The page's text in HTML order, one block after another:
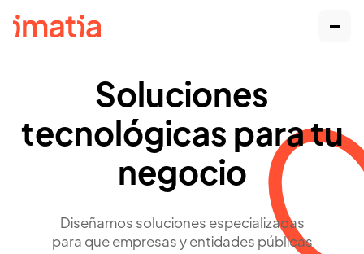
Soluciones
tecnológicas para tu
negocio
Diseñamos soluciones especializadas
para que empresas y entidades públicas